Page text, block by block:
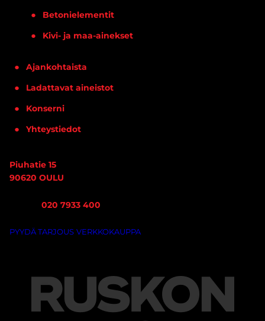
Betonielementit
Kivi- ja maa-ainekset
Ajankohtaista
Ladattavat aineistot
Konserni
Yhteystiedot
Piuhatie 15
90620 OULU
020 7933 400
PYYDÄ TARJOUS VERKKOKAUPPA